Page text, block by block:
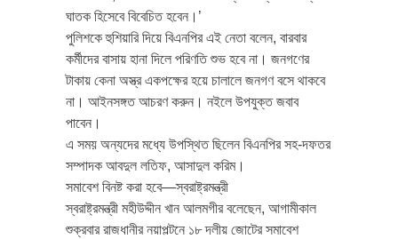
ঘাতক হিসেবে বিবেচিত হবেন।’
পুলিশকে হুশিয়ারি দিয়ে বিএনপির এই নেতা বলেন, বারবার
কর্মীদের বাসায় হানা দিলে পরিণতি শুভ হবে না। জনগণের
টাকায় কেনা অস্ত্র একপক্ষের হয়ে চালালে জনগণ বসে থাকবে
না। আইনসঙ্গত আচরণ করুন। নইলে উপযুক্ত জবাব
পাবেন।
এ সময় অন্যদের মধ্যে উপস্থিত ছিলেন বিএনপির সহ-দফতর
সম্পাদক আবদুল লতিফ, আসাদুল করিম।
সমাবেশ বিনষ্ট করা হবে—স্বরাষ্ট্রমন্ত্রী
স্বরাষ্ট্রমন্ত্রী মহীউদ্দীন খান আলমগীর বলেছেন, আগামীকাল
শুক্রবার রাজধানীর নয়াপল্টনে ১৮ দলীয় জোটের সমাবেশ